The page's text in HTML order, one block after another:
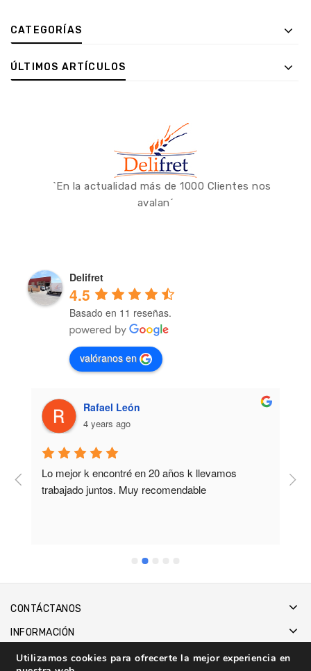
CATEGORÍAS
ÚLTIMOS ARTÍCULOS
`En la actualidad más de 1000 Clientes nos
avalan´
Delifret
4.5
Basado en 11 reseñas.
valóranos en
Rafael León
4 years ago
Lo mejor k encontré en 20 años k llevamos
trabajado juntos. Muy recomendable
CONTÁCTANOS
INFORMACIÓN
Utilizamos cookies para ofrecerte la mejor experiencia en